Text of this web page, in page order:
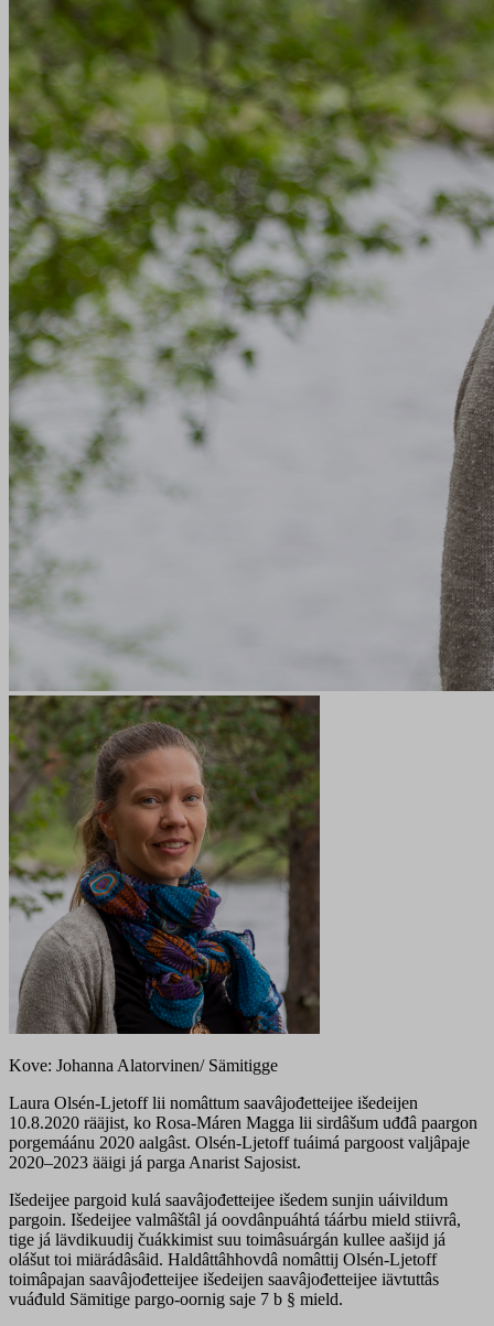
Kove: Johanna Alatorvinen/ Sämitigge
Laura Olsén-Ljetoff lii nomâttum saavâjođetteijee išedeijen
10.8.2020 rääjist, ko Rosa-Máren Magga lii sirdâšum uđđâ paargon
porgemáánu 2020 aalgâst. Olsén-Ljetoff tuáimá pargoost valjâpaje
2020–2023 ääigi já parga Anarist Sajosist.
Išedeijee pargoid kulá saavâjođetteijee išedem sunjin uáivildum
pargoin. Išedeijee valmâštâl já oovdânpuáhtá táárbu mield stiivrâ,
tige já lävdikuudij čuákkimist suu toimâsuárgán kullee aašijd já
olášut toi miärádâsâid. Haldâttâhhovdâ nomâttij Olsén-Ljetoff
toimâpajan saavâjođetteijee išedeijen saavâjođetteijee iävtuttâs
vuáđuld Sämitige pargo-oornig saje 7 b § mield.